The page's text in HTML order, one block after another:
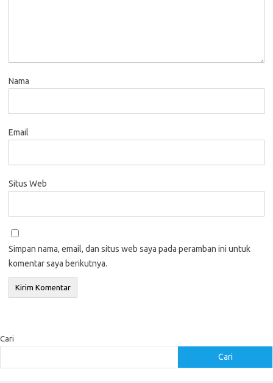
Nama
Email
Situs Web
Simpan nama, email, dan situs web saya pada peramban ini untuk
komentar saya berikutnya.
Cari
Cari